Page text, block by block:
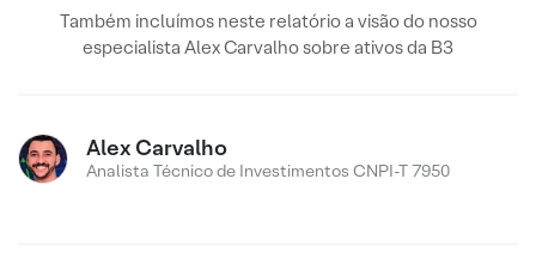
Também incluímos neste relatório a visão do nosso
especialista Alex Carvalho sobre ativos da B3
Alex Carvalho
Analista Técnico de Investimentos CNPI-T 7950